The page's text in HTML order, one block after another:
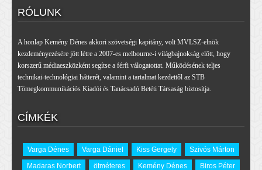
RÓLUNK
A honlap Kemény Dénes akkori szövetségi kapitány, volt MVLSZ-elnök
kezdeményezésére jött létre a 2007-es melbourne-i világbajnokság előtt, hogy
korszerű médiaeszközként segítse a férfi válogatottat. Működésének teljes
technikai-technológiai hátterét, valamint a tartalmat kezdettől az STB
Tömegkommunikációs Kiadói és Tanácsadó Betéti Társaság biztosítja.
CÍMKÉK
Varga Dénes Varga Dániel Kiss Gergely
Szivós Márton
Madaras Norbert
ötméteres Kemény Dénes Biros Péter